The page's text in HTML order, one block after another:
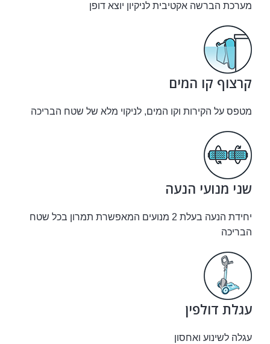
מערכת הברשה אקטיבית לניקיון יוצא דופן
קרצוף קו המים
מטפס על הקירות וקו המים, לניקוי מלא של שטח הבריכה
שני מנועי הנעה
יחידת הנעה בעלת 2 מנועים המאפשרת תמרון בכל שטח
הבריכה
עגלת דולפין
עגלה לשינוע ואחסון